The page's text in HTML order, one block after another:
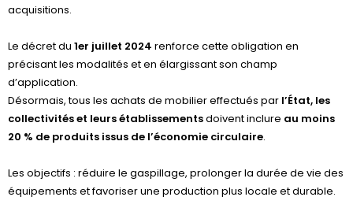
acquisitions.
Le décret du 1er juillet 2024 renforce cette obligation en
précisant les modalités et en élargissant son champ
d’application.
Désormais, tous les achats de mobilier effectués par l’État, les
collectivités et leurs établissementsdoivent inclure au moins
20 % de produits issus de l’économie circulaire.
Les objectifs : réduire le gaspillage, prolonger la durée de vie des
équipements et favoriser une production plus locale et durable.